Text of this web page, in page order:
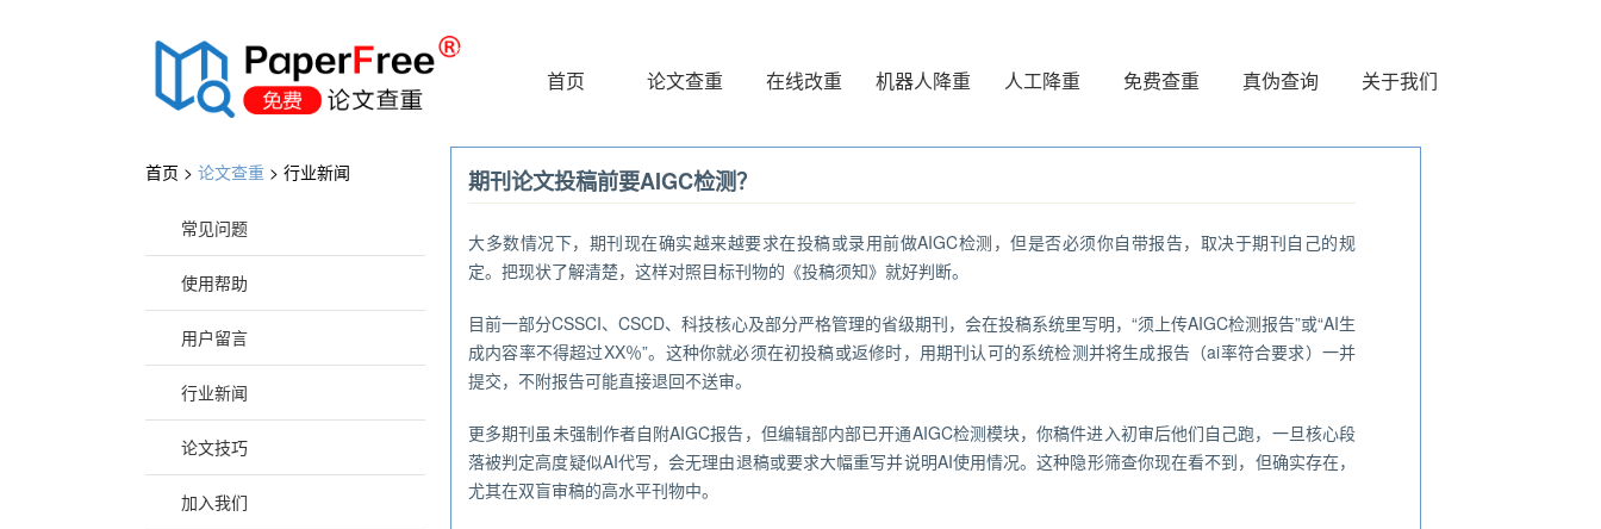
®
首页 论文查重 在线改重 机器人降重 人工降重 免费查重 真伪查询 关于我们
首页 > 论文查重 > 行业新闻
常见问题
使用帮助
用户留言
行业新闻
论文技巧
加入我们
期刊论文投稿前要AIGC检测？
大多数情况下，期刊现在确实越来越要求在投稿或录用前做AIGC检测，但是否必须你自带报告，取决于期刊自己的规
定。把现状了解清楚，这样对照目标刊物的《投稿须知》就好判断。
目前一部分CSSCI、CSCD、科技核心及部分严格管理的省级期刊，会在投稿系统里写明，“须上传AIGC检测报告”或“AI生
成内容率不得超过XX％”。这种你就必须在初投稿或返修时，用期刊认可的系统检测并将生成报告（ai率符合要求）一并
提交，不附报告可能直接退回不送审。
更多期刊虽未强制作者自附AIGC报告，但编辑部内部已开通AIGC检测模块，你稿件进入初审后他们自己跑，一旦核心段
落被判定高度疑似AI代写，会无理由退稿或要求大幅重写并说明AI使用情况。这种隐形筛查你现在看不到，但确实存在，
尤其在双盲审稿的高水平刊物中。